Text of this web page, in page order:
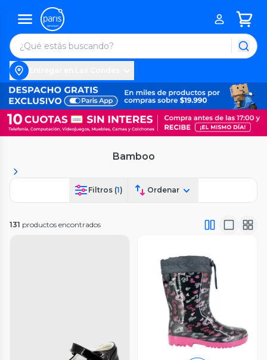
Bamboo
Filtros (1) Ordenar
131 productos encontrados